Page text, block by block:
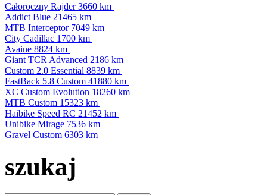
Całoroczny Rajder3660 km
Addict Blue 21465 km
MTB Interceptor 7049 km
City Cadillac 1700 km
Avaine 8824 km
Giant TCR Advanced 2186 km
Custom 2.0 Essential 8839 km
FastBack 5.8 Custom 41880 km
XC Custom Evolution 18260 km
MTB Custom 15323 km
Haibike Speed RC 21452 km
Unibike Mirage 7536 km
Gravel Custom 6303 km
szukaj